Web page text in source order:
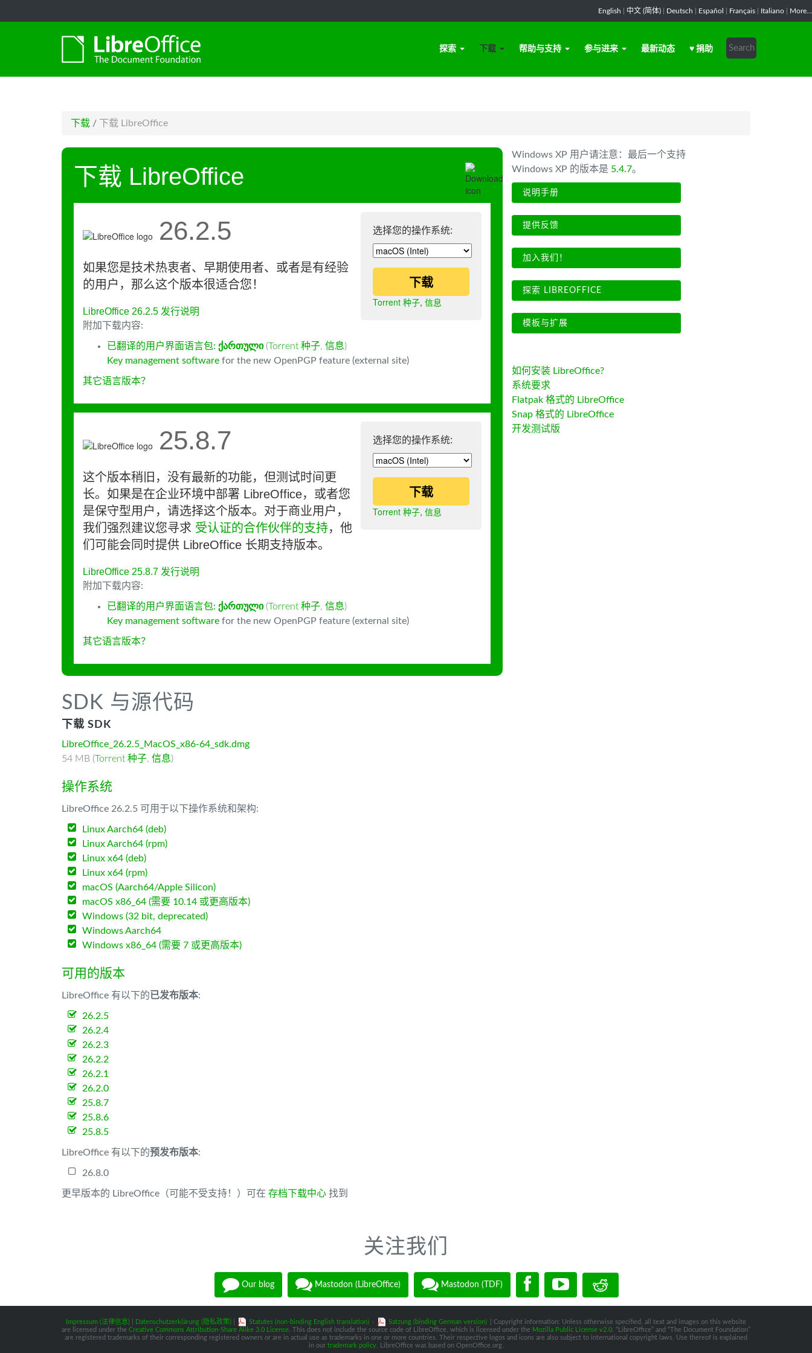
English 中文 (简体) Deutsch Español Français Italiano More...
探索 下载 帮助与支持 参与进来 最新动态 ♥ 捐助
下载 / 下载 LibreOffice
下载 LibreOffice
选择您的操作系统:
下载
Torrent 种子, 信息
26.2.5
如果您是技术热衷者、早期使用者、或者是有经验
的用户，那么这个版本很适合您！
LibreOffice 26.2.5 发行说明
附加下载内容:
已翻译的用户界面语言包: ქართული (Torrent 种子, 信息)
Key management software for the new OpenPGP feature (external site)
其它语言版本？
选择您的操作系统:
下载
Torrent 种子, 信息
25.8.7
这个版本稍旧，没有最新的功能，但测试时间更
长。如果是在企业环境中部署 LibreOffice，或者您
是保守型用户，请选择这个版本。对于商业用户，
我们强烈建议您寻求 受认证的合作伙伴的支持，他
们可能会同时提供 LibreOffice 长期支持版本。
LibreOffice 25.8.7 发行说明
附加下载内容:
已翻译的用户界面语言包: ქართული (Torrent 种子, 信息)
Key management software for the new OpenPGP feature (external site)
其它语言版本？
SDK 与源代码
下载 SDK
LibreOffice_26.2.5_MacOS_x86-64_sdk.dmg
54 MB (Torrent 种子, 信息)
操作系统
LibreOffice 26.2.5 可用于以下操作系统和架构:
Linux Aarch64 (deb)
Linux Aarch64 (rpm)
Linux x64 (deb)
Linux x64 (rpm)
macOS (Aarch64/Apple Silicon)
macOS x86_64 (需要 10.14 或更高版本)
Windows (32 bit, deprecated)
Windows Aarch64
Windows x86_64 (需要 7 或更高版本)
可用的版本
LibreOffice 有以下的已发布版本:
26.2.5
26.2.4
26.2.3
26.2.2
26.2.1
26.2.0
25.8.7
25.8.6
25.8.5
LibreOffice 有以下的预发布版本:
26.8.0
更早版本的 LibreOffice（可能不受支持！）可在 存档下载中心 找到
Windows XP 用户请注意：最后一个支持
Windows XP 的版本是 5.4.7。
说明手册
提供反馈
加入我们！
探索 LIBREOFFICE
模板与扩展
如何安装 LibreOffice?
系统要求
Flatpak 格式的 LibreOffice
Snap 格式的 LibreOffice
开发测试版
关注我们
Our blog Mastodon (LibreOffice) Mastodon (TDF)
Impressum (法律信息) Datenschutzerklärung (隐私政策) Statutes (non-binding English translation) - Satzung (binding German version)
| Copyright information: Unless otherwise specified, all text and images on this website
are licensed under the Creative Commons Attribution-Share Alike 3.0 License . This does not include the source code of LibreOffice, which is licensed under the Mozilla Public License v2.0 . “LibreOffice” and “The Document Foundation”
are registered trademarks of their corresponding registered owners or are in actual use as trademarks in one or more countries. Their respective logos and icons are also subject to international copyright laws. Use thereof is explained
in our trademark policy. LibreOffice was based on OpenOffice.org.